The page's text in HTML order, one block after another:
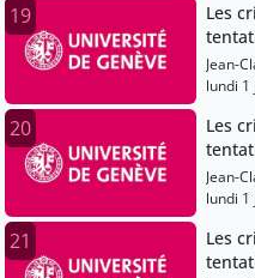
19
Les
Jean-
lundi
20
Les
Jean-
lundi
21
Les